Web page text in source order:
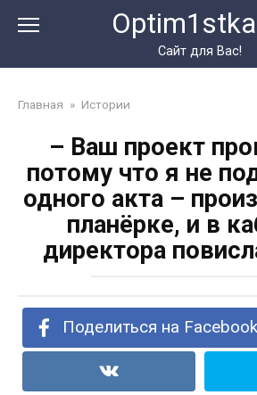
Сайт для Вас!
Главная » Истории
– Ваш проект
потому что я не
одного акта –
планёрке, и в
директора
Поделиться на Facebook